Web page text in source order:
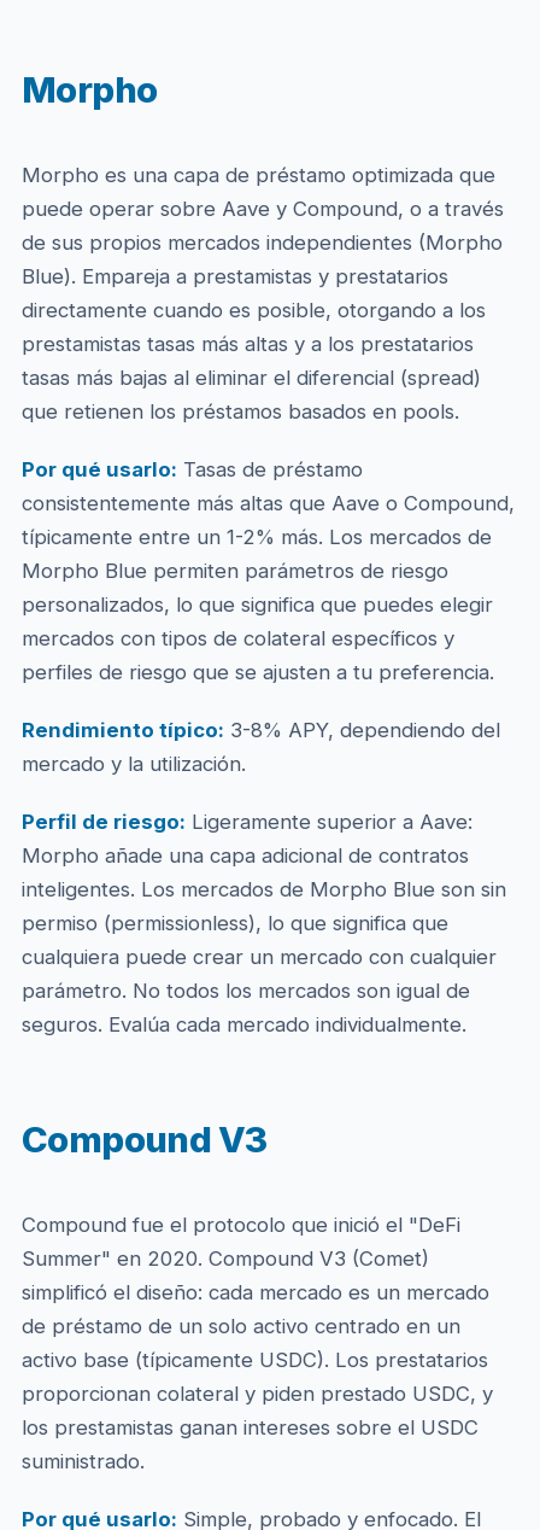
Morpho
Morpho es una capa de préstamo optimizada que
puede operar sobre Aave y Compound, o a través
de sus propios mercados independientes (Morpho
Blue). Empareja a prestamistas y prestatarios
directamente cuando es posible, otorgando a los
prestamistas tasas más altas y a los prestatarios
tasas más bajas al eliminar el diferencial (spread)
que retienen los préstamos basados en pools.
Por qué usarlo: Tasas de préstamo
consistentemente más altas que Aave o Compound,
típicamente entre un 1-2% más. Los mercados de
Morpho Blue permiten parámetros de riesgo
personalizados, lo que significa que puedes elegir
mercados con tipos de colateral específicos y
perfiles de riesgo que se ajusten a tu preferencia.
Rendimiento típico: 3-8% APY, dependiendo del
mercado y la utilización.
Perfil de riesgo: Ligeramente superior a Aave:
Morpho añade una capa adicional de contratos
inteligentes. Los mercados de Morpho Blue son sin
permiso (permissionless), lo que significa que
cualquiera puede crear un mercado con cualquier
parámetro. No todos los mercados son igual de
seguros. Evalúa cada mercado individualmente.
Compound V3
Compound fue el protocolo que inició el "DeFi
Summer" en 2020. Compound V3 (Comet)
simplificó el diseño: cada mercado es un mercado
de préstamo de un solo activo centrado en un
activo base (típicamente USDC). Los prestatarios
proporcionan colateral y piden prestado USDC, y
los prestamistas ganan intereses sobre el USDC
suministrado.
Por qué usarlo: Simple, probado y enfocado. El